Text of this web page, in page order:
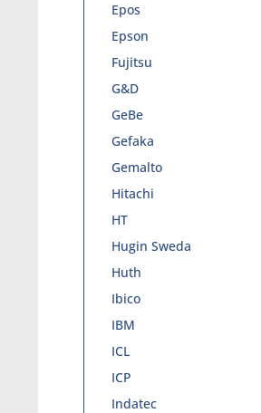
Epos
Epson
Fujitsu
G&D
GeBe
Gefaka
Gemalto
Hitachi
HT
Hugin Sweda
Huth
Ibico
IBM
ICL
ICP
Indatec